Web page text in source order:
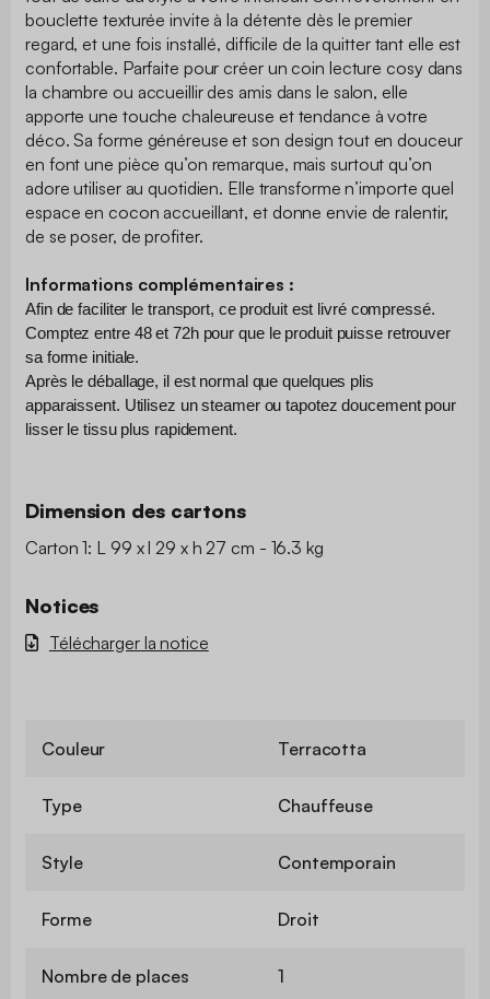
bouclette texturée invite à la détente dès le premier
regard, et une fois installé, difficile de la quitter tant elle est
confortable. Parfaite pour créer un coin lecture cosy dans
la chambre ou accueillir des amis dans le salon, elle
apporte une touche chaleureuse et tendance à votre
déco. Sa forme généreuse et son design tout en douceur
en font une pièce qu’on remarque, mais surtout qu’on
adore utiliser au quotidien. Elle transforme n’importe quel
espace en cocon accueillant, et donne envie de ralentir,
de se poser, de profiter.
Informations complémentaires :
Afin de faciliter le transport, ce produit est livré compressé.
Comptez entre 48 et 72h pour que le produit puisse retrouver
sa forme initiale.
Après le déballage, il est normal que quelques plis
apparaissent. Utilisez un steamer ou tapotez doucement pour
lisser le tissu plus rapidement.
Dimension des cartons
Carton 1: L 99 x l 29 x h 27 cm - 16.3 kg
Notices
Télécharger la notice
Couleur Terracotta
Type Chauffeuse
Style Contemporain
Forme Droit
Nombre de places 1